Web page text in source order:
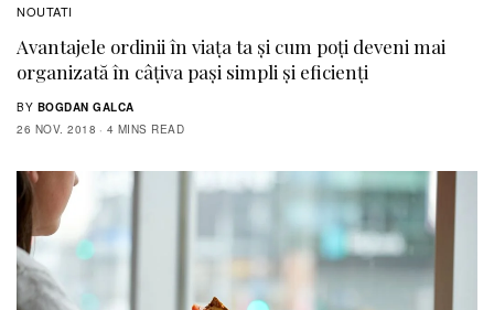
NOUTATI
Avantajele ordinii în viața ta și cum poți deveni mai
organizată în câțiva pași simpli și eficienți
BY BOGDAN GALCA
26 NOV. 2018
4 MINS READ